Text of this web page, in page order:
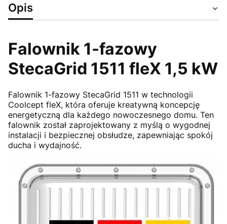
Opis
Falownik 1-fazowy
StecaGrid 1511 fleX 1,5 kW
Falownik 1-fazowy StecaGrid 1511 w technologii
Coolcept fleX, która oferuje kreatywną koncepcję
energetyczną dla każdego nowoczesnego domu. Ten
falownik został zaprojektowany z myślą o wygodnej
instalacji i bezpiecznej obsłudze, zapewniając spokój
ducha i wydajność.